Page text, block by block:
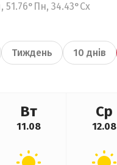
34.43°Сх
Тиждень 10 днів
Вт
11.08
Ср
12.08